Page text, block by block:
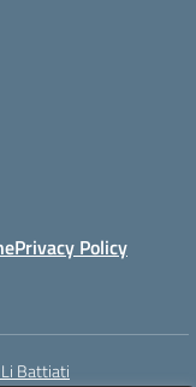
Privacy Policy
Battiati